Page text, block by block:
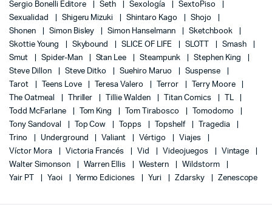
Sergio Bonelli Editore
Seth Sexología
SextoPiso
Sexualidad
Shigeru Mizuki Shintaro Kago
Shojo
Shonen
Simon Bisley Simon Hanselmann
Sketchbook
Skottie Young
Skybound SLICE OF LIFE SLOTT
Smash
Smut
Spider-Man Stan Lee Steampunk
Stephen King
Steve Dillon
Steve Ditko Suehiro Maruo
Suspense
Tarot
Teens Love Teresa Valero Terror
Terry Moore
The Oatmeal
Thriller Tillie Walden Titan Comics
TL
Todd McFarlane
Tom King Tom Tirabosco
Tomodomo
Tony Sandoval
Top Cow Topps Topshelf
Tragedia
Trino
Underground Valiant Vértigo
Viajes
Víctor Mora
Victoria Francés Vid Videojuegos
Vintage
Walter Simonson
Warren Ellis Western
Wildstorm
Yair PT
Yaoi Yermo Ediciones Yuri Zdarsky Zenescope